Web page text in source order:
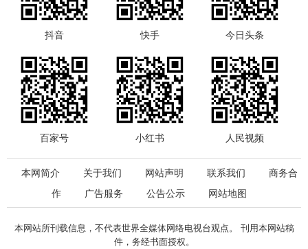
抖音 快手 今日头条
百家号 小红书 人民视频
本网简介 关于我们 网站声明 联系我们
商务合
作
广告服务 公告公示 网站地图
本网站所刊载信息，不代表世界全媒体网络电视台观点。 刊用本网站稿
件，务经书面授权。